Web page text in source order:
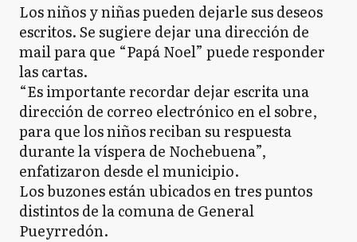
Los niños y niñas pueden dejarle sus deseos
escritos. Se sugiere dejar una dirección de
mail para que “Papá Noel” puede responder
las cartas.
“Es importante recordar dejar escrita una
dirección de correo electrónico en el sobre,
para que los niños reciban su respuesta
durante la víspera de Nochebuena”,
enfatizaron desde el municipio.
Los buzones están ubicados en tres puntos
distintos de la comuna de General
Pueyrredón.